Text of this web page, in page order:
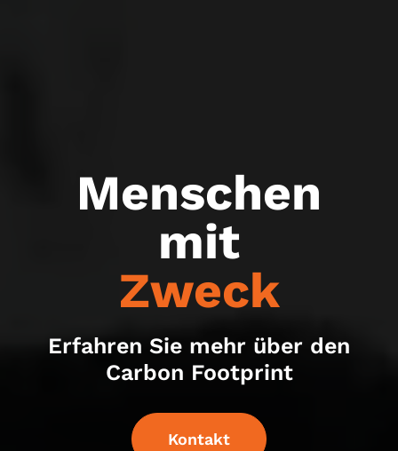
Menschen
mit
Zweck
Erfahren Sie mehr über den
Carbon Footprint
Kontakt